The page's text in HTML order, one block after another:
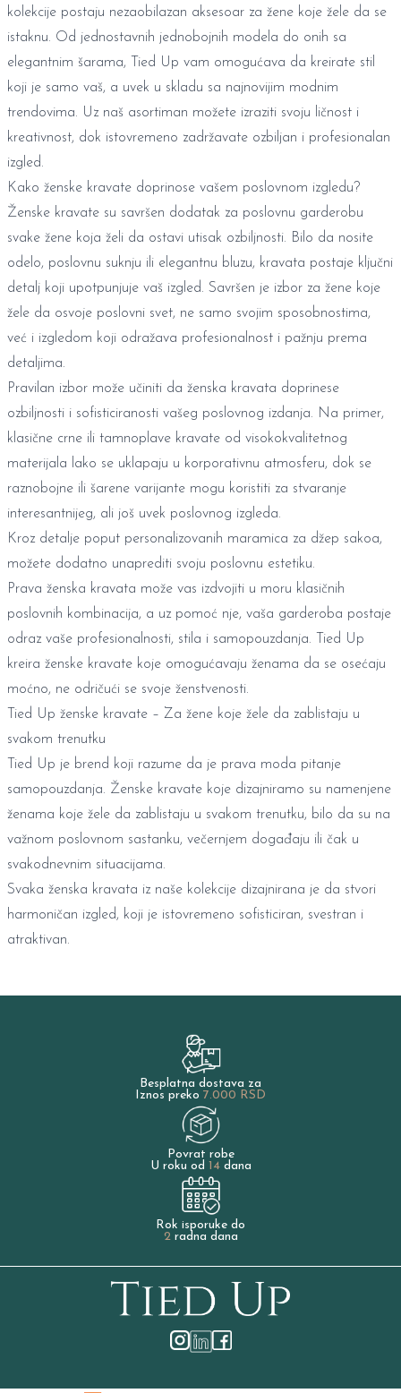
kolekcije postaju nezaobilazan aksesoar za žene koje žele da se
istaknu. Od jednostavnih jednobojnih modela do onih sa
elegantnim šarama, Tied Up vam omogućava da kreirate stil
koji je samo vaš, a uvek u skladu sa najnovijim modnim
trendovima. Uz naš asortiman možete izraziti svoju ličnost i
kreativnost, dok istovremeno zadržavate ozbiljan i profesionalan
izgled.
Kako ženske kravate doprinose vašem poslovnom izgledu?
Ženske kravate su savršen dodatak za poslovnu garderobu
svake žene koja želi da ostavi utisak ozbiljnosti. Bilo da nosite
odelo, poslovnu suknju ili elegantnu bluzu, kravata postaje ključni
detalj koji upotpunjuje vaš izgled. Savršen je izbor za žene koje
žele da osvoje poslovni svet, ne samo svojim sposobnostima,
već i izgledom koji odražava profesionalnost i pažnju prema
detaljima.
Pravilan izbor može učiniti da ženska kravata doprinese
ozbiljnosti i sofisticiranosti vašeg poslovnog izdanja. Na primer,
klasične crne ili tamnoplave kravate od visokokvalitetnog
materijala lako se uklapaju u korporativnu atmosferu, dok se
raznobojne ili šarene varijante mogu koristiti za stvaranje
interesantnijeg, ali još uvek poslovnog izgleda.
Kroz detalje poput personalizovanih maramica za džep sakoa,
možete dodatno unaprediti svoju poslovnu estetiku.
Prava ženska kravata može vas izdvojiti u moru klasičnih
poslovnih kombinacija, a uz pomoć nje, vaša garderoba postaje
odraz vaše profesionalnosti, stila i samopouzdanja. Tied Up
kreira ženske kravate koje omogućavaju ženama da se osećaju
moćno, ne odričući se svoje ženstvenosti.
Tied Up ženske kravate – Za žene koje žele da zablistaju u
svakom trenutku
Tied Up je brend koji razume da je prava moda pitanje
samopouzdanja. Ženske kravate koje dizajniramo su namenjene
ženama koje žele da zablistaju u svakom trenutku, bilo da su na
važnom poslovnom sastanku, večernjem događaju ili čak u
svakodnevnim situacijama.
Svaka ženska kravata iz naše kolekcije dizajnirana je da stvori
harmoničan izgled, koji je istovremeno sofisticiran, svestran i
atraktivan.
Besplatna dostava za
Iznos preko 7.000 RSD
Povrat robe
U roku od 14dana
Rok isporuke do
2radna dana